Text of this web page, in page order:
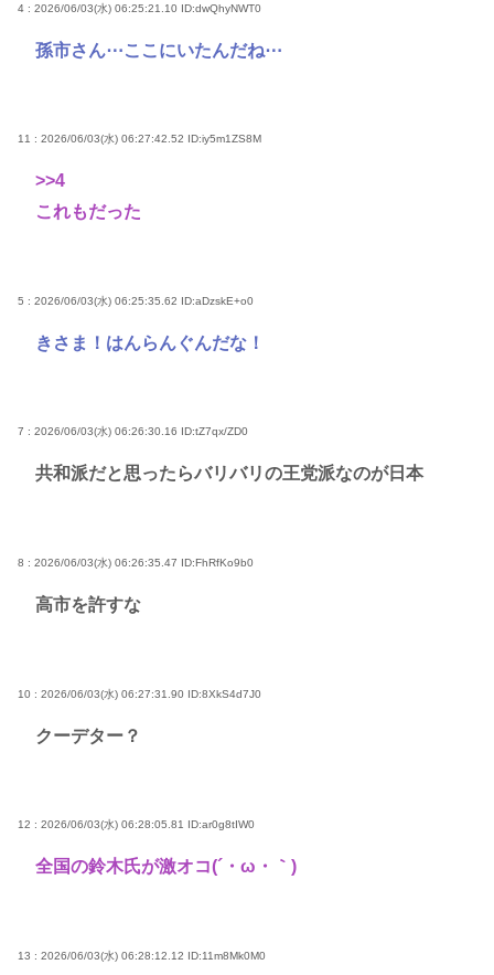
4 : 2026/06/03(水) 06:25:21.10 ID:dwQhyNWT0
孫市さん⋯ここにいたんだね⋯
11 : 2026/06/03(水) 06:27:42.52 ID:iy5m1ZS8M
>>4
これもだった
5 : 2026/06/03(水) 06:25:35.62 ID:aDzskE+o0
きさま！はんらんぐんだな！
7 : 2026/06/03(水) 06:26:30.16 ID:tZ7qx/ZD0
共和派だと思ったらバリバリの王党派なのが日本
8 : 2026/06/03(水) 06:26:35.47 ID:FhRfKo9b0
高市を許すな
10 : 2026/06/03(水) 06:27:31.90 ID:8XkS4d7J0
クーデター？
12 : 2026/06/03(水) 06:28:05.81 ID:ar0g8tIW0
全国の鈴木氏が激オコ(´・ω・｀)
13 : 2026/06/03(水) 06:28:12.12 ID:11m8Mk0M0